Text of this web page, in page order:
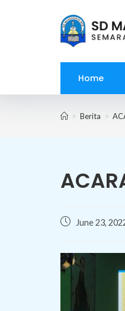
Home
> Berita >
Post June 23,